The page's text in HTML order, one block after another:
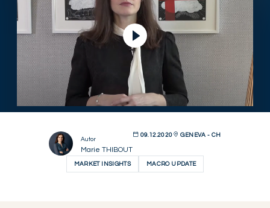
Autor
Marie THIBOUT
09.12.2020 GENEVA - CH
MARKET INSIGHTS MACRO UPDATE